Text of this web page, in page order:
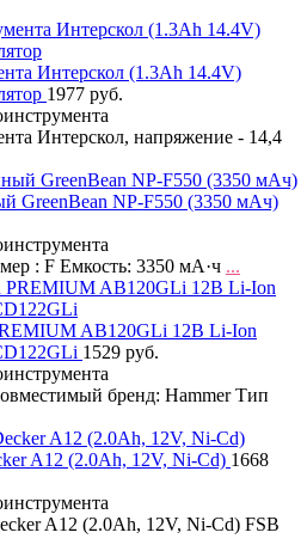
Интерскол (1.3Ah 14.4V)
1977 руб.
Интерскол, напряжение - 14,4
GreenBean NP-F550 (3350 мАч)
: F Емкость: 3350 мА·ч ...
AB120GLi 12В Li-Ion
1529 руб.
бренд: Hammer Тип
A12 (2.0Ah, 12V, Ni-Cd) 1668
A12 (2.0Ah, 12V, Ni-Cd) FSB